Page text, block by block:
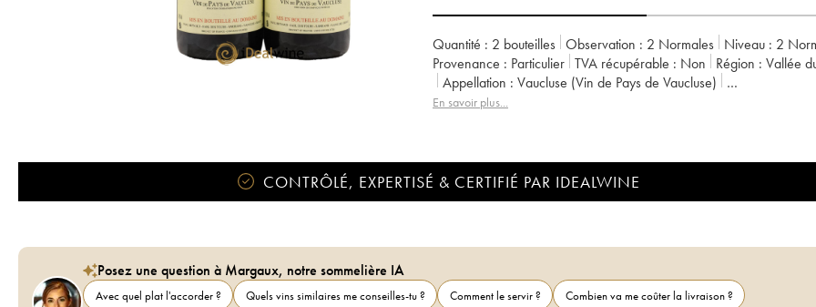
Quantité : 2 bouteilles Observation : 2 Normales Niveau : 2
Provenance : particulier TVA récupérable : non Région :
Vallée
Appellation :
Vaucluse (Vin de Pays de Vaucluse)
Propriétaire :
En savoir plus...
CONTRÔLÉ, EXPERTISÉ & CERTIFIÉ PAR IDEALWINE
Posez une question à Margaux, notre sommelière IA
Avec quel plat l'accorder ? Quels vins similaires me conseilles-tu ? Comment le servir ?
Combien va me coûter la livraison ?